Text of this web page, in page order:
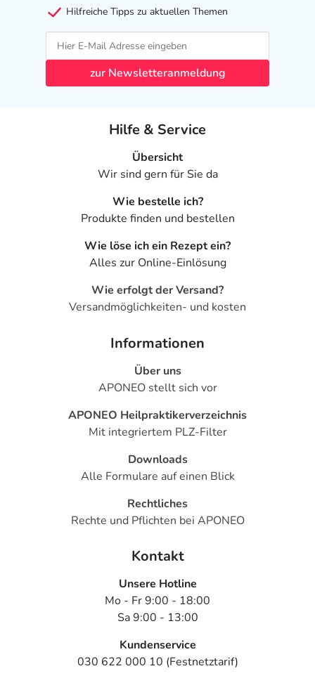
Hilfreiche Tipps zu aktuellen Themen
zur Newsletteranmeldung
Hilfe & Service
Übersicht
Wir sind gern für Sie da
Wie bestelle ich?
Produkte finden und bestellen
Wie löse ich ein Rezept ein?
Alles zur Online-Einlösung
Wie erfolgt der Versand?
Versandmöglichkeiten- und kosten
Informationen
Über uns
APONEO stellt sich vor
APONEO Heilpraktikerverzeichnis
Mit integriertem PLZ-Filter
Downloads
Alle Formulare auf einen Blick
Rechtliches
Rechte und Pflichten bei APONEO
Kontakt
Unsere Hotline
Mo - Fr 9:00 - 18:00
Sa 9:00 - 13:00
Kundenservice
030 622 000 10 (Festnetztarif)